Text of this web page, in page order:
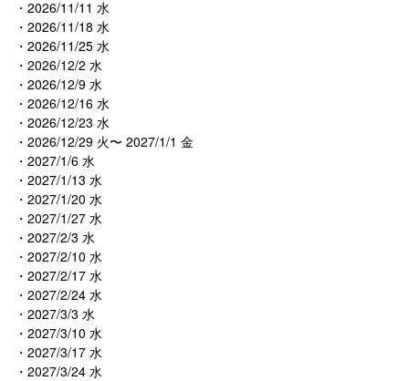
2026/11/11 水
2026/11/18 水
2026/11/25 水
2026/12/2 水
2026/12/9 水
2026/12/16 水
2026/12/23 水
2026/12/29 火〜 2027/1/1 金
2027/1/6 水
2027/1/13 水
2027/1/20 水
2027/1/27 水
2027/2/3 水
2027/2/10 水
2027/2/17 水
2027/2/24 水
2027/3/3 水
2027/3/10 水
2027/3/17 水
2027/3/24 水